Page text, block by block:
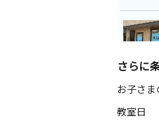
東京都台
さらに
お子さ
教室日